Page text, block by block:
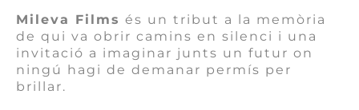
Mileva Films és un tribut a la memòria
de qui va obrir camins en silenci i una
invitació a imaginar junts un futur on
ningú hagi de demanar permís per
brillar.